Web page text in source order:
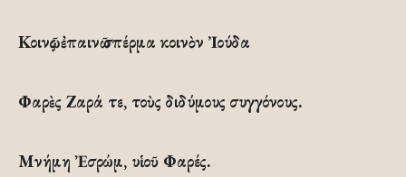
Κοινῶς ἐπαινῶ σπέρμα κοινὸν Ἰούδα
Φαρὲς Ζαρά τε, τοὺς διδύμους συγγόνους.
Μνήμη Ἐσρώμ, υἱοῦ Φαρές.